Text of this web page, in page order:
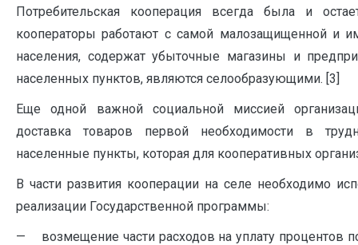
Потребительская кооперация всегда была и
кооператоры работают с самой малозащищенной и
населения, содержат убыточные магазины и
населенных пунктов, являются селообразующими. [3]
Еще одной важной социальной миссией
доставка товаров первой необходимости в
населенные пункты, которая для кооперативных
В части развития кооперации на селе необходимо
реализации Государственной программы:
— возмещение части расходов на уплату процентов